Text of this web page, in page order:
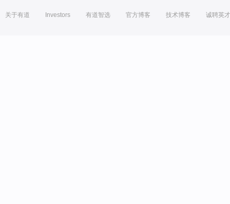
关于有道 Investors 有道智选 官方博客 技术博客 诚聘英才